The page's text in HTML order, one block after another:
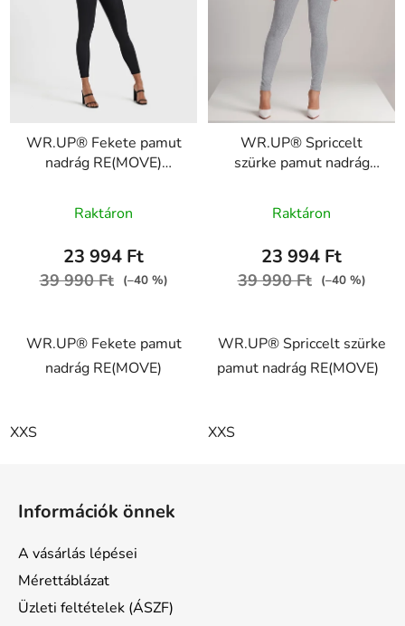
WR.UP® Fekete pamut
nadrág RE(MOVE)
termék
átlagos
értékelése
5,0
csillag.
Raktáron
23 994 Ft
39 990 Ft (–40 %)
WR.UP® Fekete pamut
nadrág RE(MOVE)
XXS
WR.UP® Spriccelt
szürke pamut nadrág
WRUP1RC001ORG,
H4
Raktáron
23 994 Ft
39 990 Ft (–40 %)
WR.UP® Spriccelt szürke
pamut nadrág RE(MOVE)
XXS
Információk önnek
A vásárlás lépései
Mérettáblázat
Üzleti feltételek (ÁSZF)